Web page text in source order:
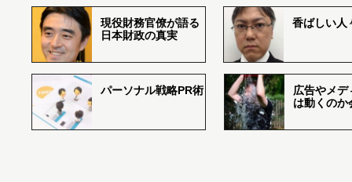
現役財務官僚が語る
日本財政の真実
香ばしい
パーソナル戦略PR術
広告やメデ
は動くのか